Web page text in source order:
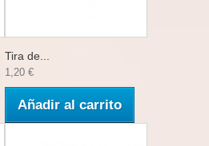
Tira de...
1,20 €
Añadir al carrito